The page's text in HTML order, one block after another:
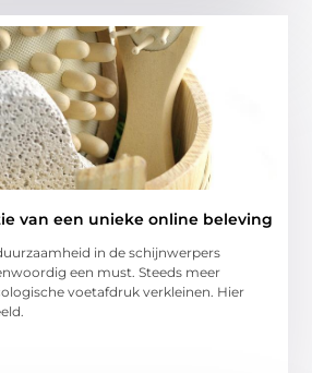
van een unieke online beleving
in de schijnwerpers
een must. Steeds meer
voetafdruk verkleinen. Hier